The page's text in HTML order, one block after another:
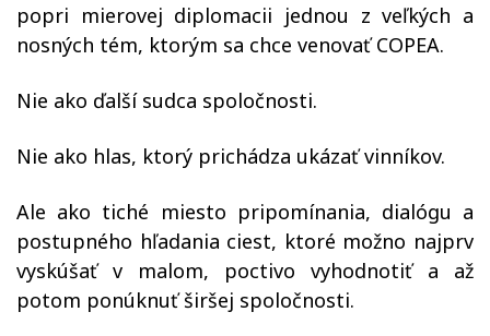
popri mierovej diplomacii jednou z veľkých a
nosných tém, ktorým sa chce venovať COPEA.
Nie ako ďalší sudca spoločnosti.
Nie ako hlas, ktorý prichádza ukázať vinníkov.
Ale ako tiché miesto pripomínania, dialógu a
postupného hľadania ciest, ktoré možno najprv
vyskúšať v malom, poctivo vyhodnotiť a až
potom ponúknuť širšej spoločnosti.